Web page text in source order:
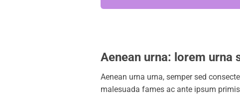
Aenean urna: lorem urna
Aenean urna urna, semper sed
malesuada fames ac ante ipsum